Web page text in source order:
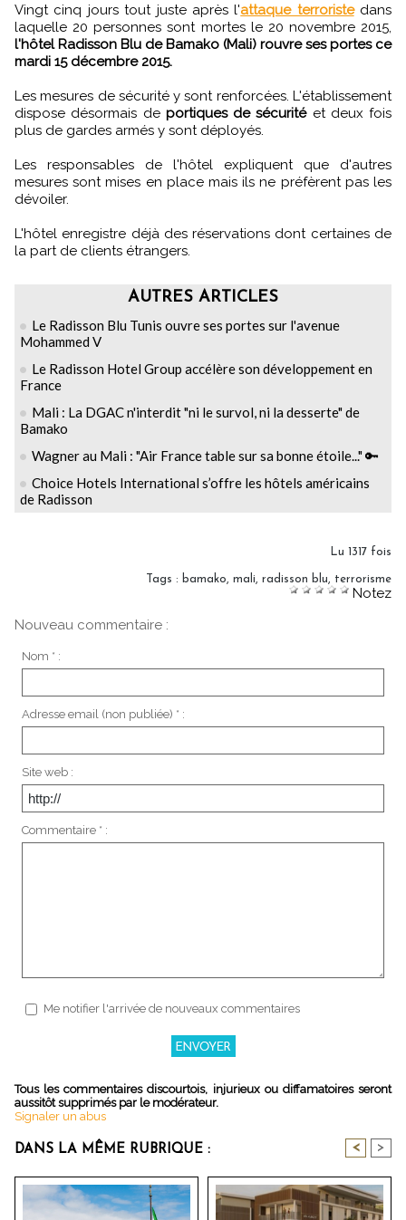
Vingt cinq jours tout juste après l'attaque terroristedans
laquelle 20 personnes sont mortes le 20 novembre 2015,
l'hôtel Radisson Blu de Bamako (Mali) rouvre ses portes ce
mardi 15 décembre 2015.
Les mesures de sécurité y sont renforcées. L'établissement
dispose désormais de portiques de sécuritéet deux fois
plus de gardes armés y sont déployés.
Les responsables de l'hôtel expliquent que d'autres
mesures sont mises en place mais ils ne préfèrent pas les
dévoiler.
L'hôtel enregistre déjà des réservations dont certaines de
la part de clients étrangers.
AUTRES ARTICLES
Le Radisson Blu Tunis ouvre ses portes sur l'avenue
Mohammed V
Le Radisson Hotel Group accélère son développement en
France
Mali : La DGAC n'interdit "ni le survol, ni la desserte" de
Bamako
Wagner au Mali : "Air France table sur sa bonne étoile..." 🔑
Choice Hotels International s’offre les hôtels américains
de Radisson
Lu 1317 fois
Tags : bamako mali radisson blu terrorisme
Notez
Nouveau commentaire :
Nom * :
Adresse email (non publiée) * :
Site web :
Commentaire * :
Me notifier l'arrivée de nouveaux commentaires
Tous les commentaires discourtois, injurieux ou diffamatoires seront
aussitôt supprimés par le modérateur.
Signaler un abus
DANS LA MÊME RUBRIQUE : < >